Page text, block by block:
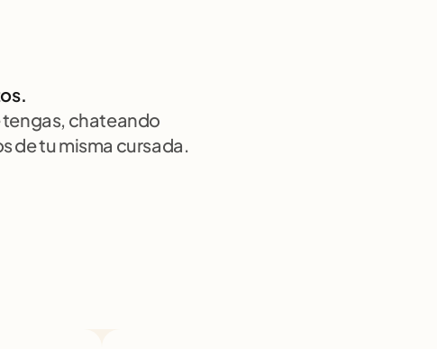
tengas, chateando
de tu misma cursada.